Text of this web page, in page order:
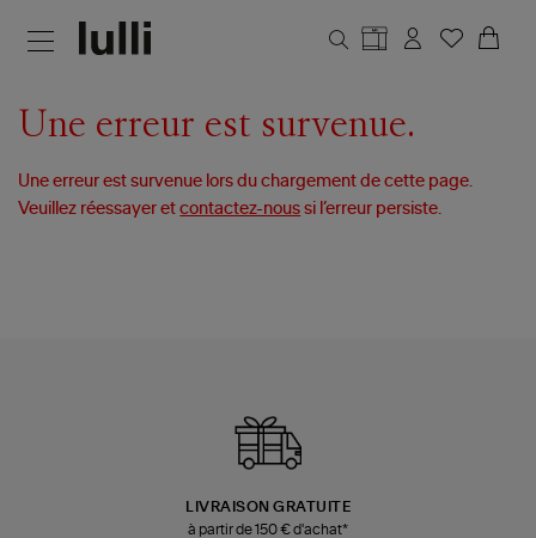
Une erreur est survenue.
Une erreur est survenue lors du chargement de cette page.
Veuillez réessayer etcontactez-nous si l’erreur persiste.
LIVRAISON GRATUITE
à partir de 150 € d'achat*